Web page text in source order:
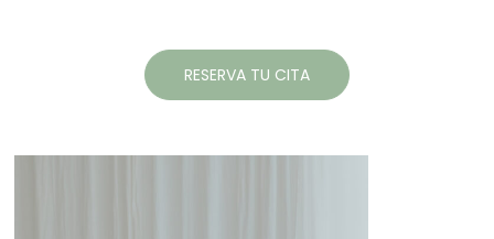
RESERVA TU CITA